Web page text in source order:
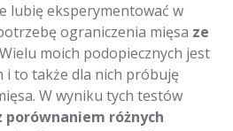
lubię eksperymentować w
ograniczenia mięsa ze
moich podopiecznych jest
i to także dla nich próbuję
W wyniku tych testów
różnych